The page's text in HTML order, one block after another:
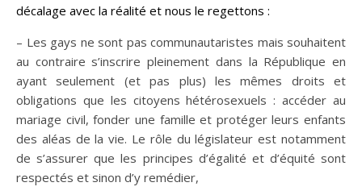
décalage avec la réalité et nous le regettons :
– Les gays ne sont pas communautaristes mais souhaitent
au contraire s’inscrire pleinement dans la République en
ayant seulement (et pas plus) les mêmes droits et
obligations que les citoyens hétérosexuels : accéder au
mariage civil, fonder une famille et protéger leurs enfants
des aléas de la vie. Le rôle du législateur est notamment
de s’assurer que les principes d’égalité et d’équité sont
respectés et sinon d’y remédier,